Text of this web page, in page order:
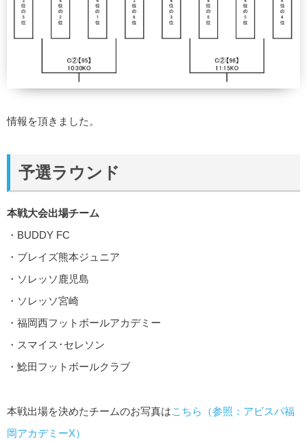
情報を頂きました。
予選ラウンド
本戦大会出場チーム
・BUDDY FC
・ブレイズ熊本ジュニア
・ソレッソ鹿児島
・ソレッソ宮崎
・福岡西フットボールアカデミー
・スマイス･セレソン
・鯰田フットボールクラブ
本戦出場を決めたチームのお写真はこちら（参照：アビスパ福
岡アカデミーX）